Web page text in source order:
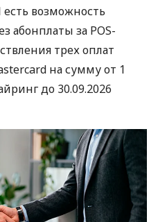
возможность
абонплаты за POS-
трех оплат
на сумму от 1
до 30.09.2026